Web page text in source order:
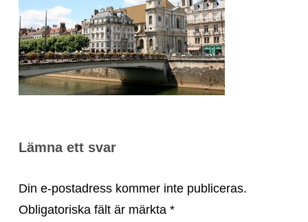
Lämna ett svar
Din e-postadress kommer inte publiceras.
Obligatoriska fält är märkta *